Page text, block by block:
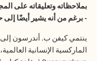
بملاحظاته وتعليقاته على
- برغم من أنه يشير أيضًا
ينتمي كيفن ب. أندرسون إلى
الماركسية الإنسانية